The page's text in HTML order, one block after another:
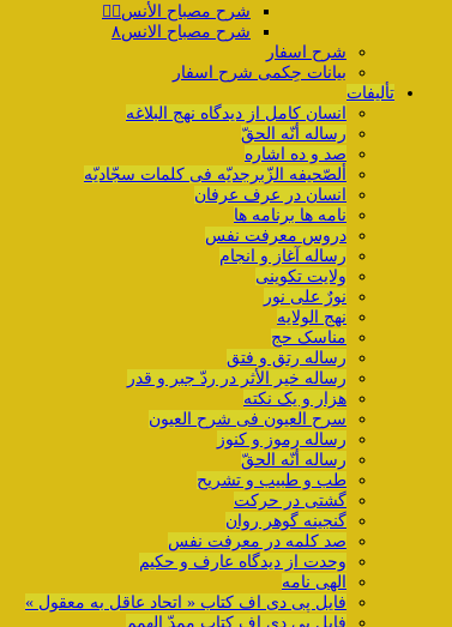
شرح مصباح الأنس۷️⃣
شرح مصباح الانس۸
شرح اسفار
بیانات حِکمی شرح اسفار
تألیفات
انسان کامل از دیدگاه نهج البلاغه
رساله أنّه الحقّ
صد و ده اشاره
ألصّحیفه الزّبرجدیّه فی کلمات سجّادیّه
انسان در عرف عرفان
نامه ها برنامه ها
دروس معرفت نفس
رساله آغاز و انجام
ولایت تکوینی
نورٌ علی نور
نهج الولایه
مناسک حج
رساله رتق و فتق
رساله خیر الأثر در ردّ جبر و قدر
هزار و یک نکته
سرح العیون فی شرح العیون
رساله رموز و کنوز
رساله أنّه الحقّ
طب و طبیب و تشریح
گشتی در حرکت
گنجینه گوهر روان
صد کلمه در معرفت نفس
وحدت از دیدگاه عارف و حکیم
الهی نامه
فایل پی دی اف کتاب « اتحاد عاقل به معقول »
فایل پی دی اف کتاب ممدّ الهمم